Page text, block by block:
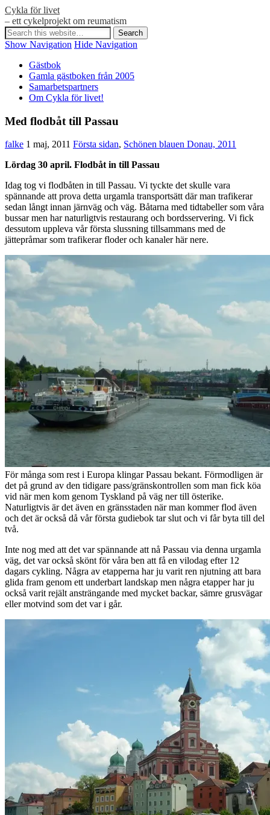
Cykla för livet
– ett cykelprojekt om reumatism
Show Navigation Hide Navigation
Gästbok
Gamla gästboken från 2005
Samarbetspartners
Om Cykla för livet!
Med flodbåt till Passau
falke 1 maj, 2011 Första sidan, Schönen blauen Donau, 2011
Lördag 30 april. Flodbåt in till Passau
Idag tog vi flodbåten in till Passau. Vi tyckte det skulle vara
spännande att prova detta urgamla transportsätt där man trafikerar
sedan långt innan järnväg och väg. Båtarna med tidtabeller som våra
bussar men har naturligtvis restaurang och bordsservering. Vi fick
dessutom uppleva vår första slussning tillsammans med de
jättepråmar som trafikerar floder och kanaler här nere.
För många som rest i Europa klingar Passau bekant. Förmodligen är
det på grund av den tidigare pass/gränskontrollen som man fick köa
vid när men kom genom Tyskland på väg ner till österike.
Naturligtvis är det även en gränsstaden när man kommer flod även
och det är också då vår första gudiebok tar slut och vi får byta till del
två.
Inte nog med att det var spännande att nå Passau via denna urgamla
väg, det var också skönt för våra ben att få en vilodag efter 12
dagars cykling. Några av etapperna har ju varit ren njutning att bara
glida fram genom ett underbart landskap men några etapper har ju
också varit rejält ansträngande med mycket backar, sämre grusvägar
eller motvind som det var i går.